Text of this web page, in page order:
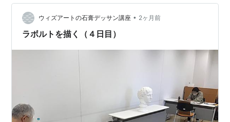
て方もいらっしゃるので ザクっと、いままでのブログの
ダイジェストをつくって見ました。是非興味を持って、
「自分の好みと合いそうだな」…
ウィズアートの石膏デッサン講座 • 2ヶ月前
ラボルトを描く（４日目）